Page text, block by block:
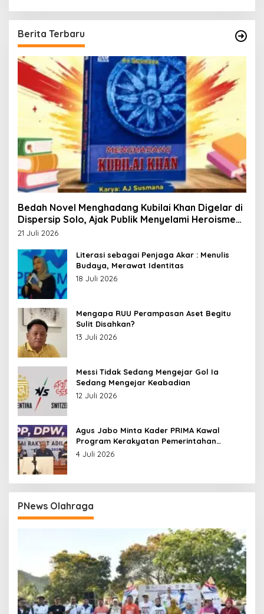
Berita Terbaru
Bedah Novel Menghadang Kubilai Khan Digelar di
Dispersip Solo, Ajak Publik Menyelami Heroisme
Leluhur Nusantara
21 Juli 2026
Literasi sebagai Penjaga Akar : Menulis
Budaya, Merawat Identitas
18 Juli 2026
Mengapa RUU Perampasan Aset Begitu
Sulit Disahkan?
13 Juli 2026
Messi Tidak Sedang Mengejar Gol Ia
Sedang Mengejar Keabadian
12 Juli 2026
Agus Jabo Minta Kader PRIMA Kawal
Program Kerakyatan Pemerintahan
Prabowo
4 Juli 2026
PNews Olahraga